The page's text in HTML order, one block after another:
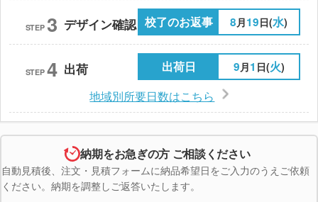
STEP 3 デザイン確認 校了のお返事 8月19日(水)
STEP 4 出荷 出荷日 9月1 日(火)
地域別所要日数はこちら
納期をお急ぎの方 ご相談ください
自動見積後、注文・見積フォームに納品希望日をご入力のうえご依頼
ください。納期を調整しご返答いたします。